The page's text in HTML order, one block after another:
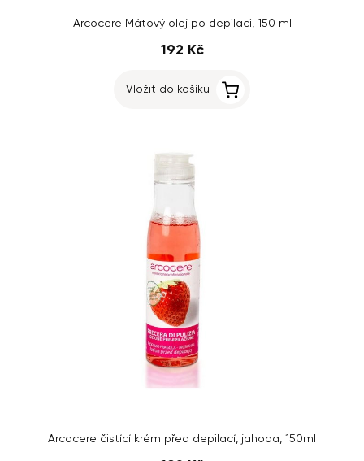
Arcocere Mátový olej po depilaci, 150 ml
192 Kč
Vložit do košíku
Arcocere čistící krém před depilací, jahoda, 150ml